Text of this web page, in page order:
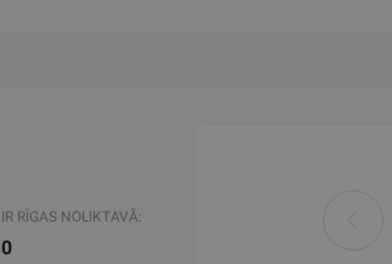
IR RĪGAS NOLIKTAVĀ:
0